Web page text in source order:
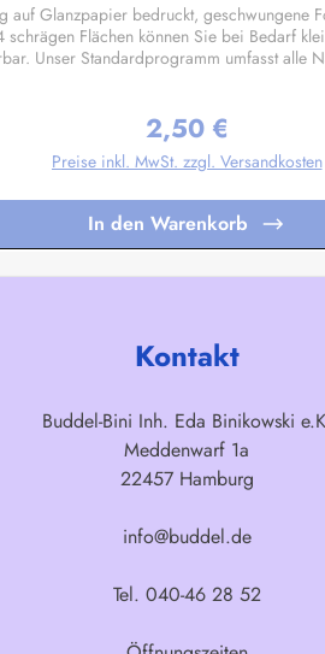
Glanzpapier bedruckt,
Flächen können Sie bei Bedarf
Unser Standardprogramm umfasst
Regulärer Preis:
2,50 €
Preise inkl. MwSt. zzgl. Versandkosten
In den Warenkorb
Kontakt
Buddel-Bini Inh. Eda Binikowski
Meddenwarf 1a
22457 Hamburg
info@buddel.de
Tel. 040-46 28 52